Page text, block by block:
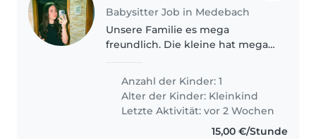
Babysitter Job in Medebach
Unsere Familie es mega
freundlich. Die kleine hat mega
machen. Natürlich ist sie auch
zickig wenn sie ihre willen nicht
bekommt. Sie ist Drei wird
dieses..
Anzahl der Kinder: 1
Alter der Kinder: Kleinkind
Letzte Aktivität: vor 2 Wochen
15,00 €/Stunde